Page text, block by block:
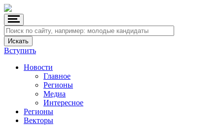
Вступить
Новости
Главное
Регионы
Медиа
Интересное
Регионы
Векторы